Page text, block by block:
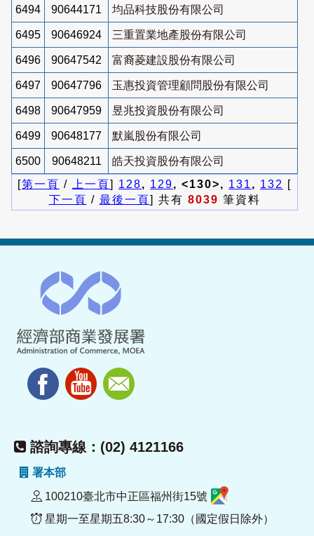
6494 90644171 均品科技股份有限公司
6495 90646924 三重置業地產股份有限公司
6496 90647542 富裔菱建設股份有限公司
6497 90647796 玉惠投資管理顧問股份有限公司
6498 90647959 昱兆投資股份有限公司
6499 90648177 默嵐股份有限公司
6500 90648211
皓天投資股份有限公司
[第一頁 / 上一頁] 128, 129, <130>, 131 , 132
[
下一頁 / 最後一頁] 共有 8039 筆資料
諮詢專線：(02) 4121166
署本部
100210臺北市中正區福州街15號
星期一至星期五8:30～17:30（國定假日除外）